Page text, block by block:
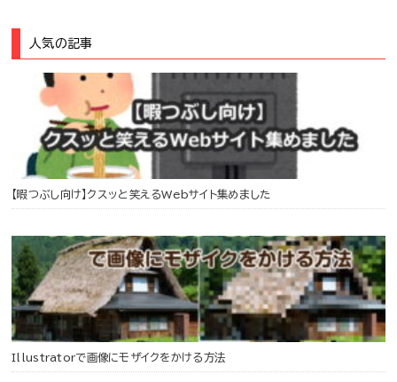
人気の記事
【暇つぶし向け】クスッと笑えるWebサイト集めました
Illustratorで画像にモザイクをかける方法